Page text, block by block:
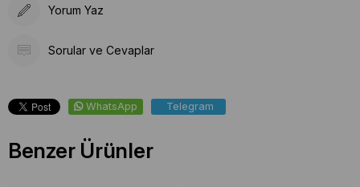
Yorum Yaz
Sorular ve Cevaplar
WhatsApp Telegram
Benzer Ürünler